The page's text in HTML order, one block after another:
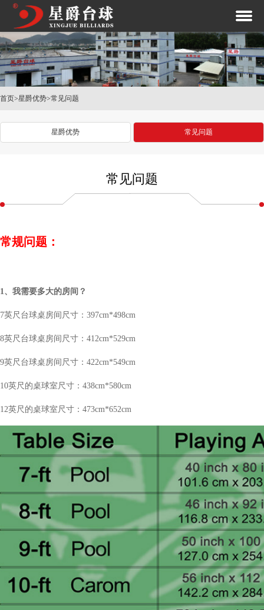
首页>星爵优势>常见问题
星爵优势 常见问题
常见问题
常规问题：
1、我需要多大的房间？
7英尺台球桌房间尺寸：397cm*498cm
8英尺台球桌房间尺寸：412cm*529cm
9英尺台球桌房间尺寸：422cm*549cm
10英尺的桌球室尺寸：438cm*580cm
12英尺的桌球室尺寸：473cm*652cm